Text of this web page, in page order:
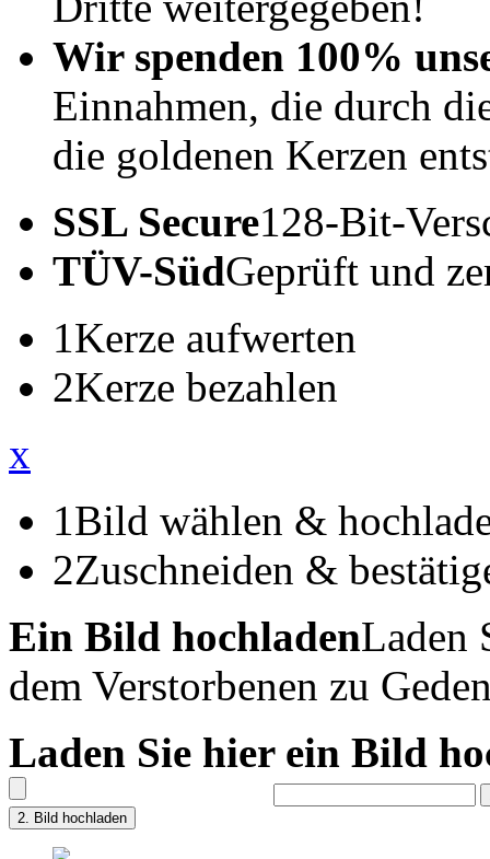
Wir spenden 100%
Einnahmen, die durch
die goldenen Kerzen
SSL Secure128-Bit-
TÜV-SüdGeprüft und
1Kerze aufwerten
2Kerze bezahlen
x
1Bild wählen &
2Zuschneiden &
Ein Bild hochladenLaden
dem Verstorbenen zu
Laden Sie hier ein Bild